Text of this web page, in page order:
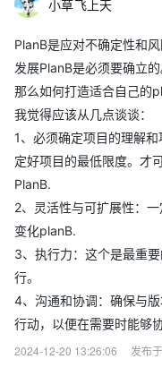
小草飞上天
PlanB是应对不确定性和
发展PlanB是必须要确立的
那么如何打造适合自己的
我觉得应该从几点谈谈：
1、必须确定项目的理解
定好项目的最低限度。才
PlanB.
2、灵活性与可扩展性：
变化planB.
3、执行力：这个是最重
行。
4、沟通和协调：确保与
行动，以便在需要时能够
2024-12-20 13:26:06
发布